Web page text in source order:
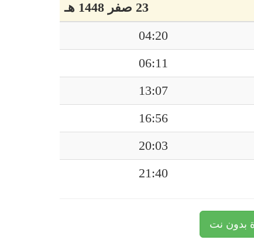
23 صفر 1448 هـ
04:20
06:11
13:07
16:56
20:03
21:40
بدون نت